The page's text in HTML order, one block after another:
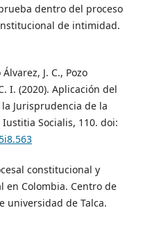
dentro del proceso
de intimidad.
J. C., Pozo
I. (2020). Aplicación del
Jurisprudencia de la
Socialis, 110. doi:
constitucional y
en Colombia. Centro de
universidad de Talca.